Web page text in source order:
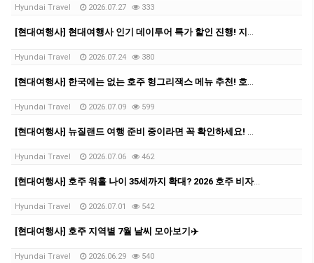
Hyundai Travel 2026.07.27 333
Hyundai Travel 2026.07.24 380
Hyundai Travel 2026.07.09 599
Hyundai Travel 2026.07.06 462
[현대여행사] 호주 워홀 나이 35세까지 확대? 2026 호주 비자 신청비 변경 총정리
Hyundai Travel 2026.07.01 542
[현대여행사] 호주 지역별 7월 날씨 모아보기✈️
Hyundai Travel 2026.06.29 540